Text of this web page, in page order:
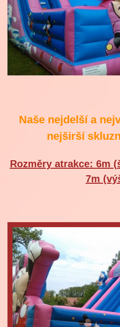
Naše nejdelší a
nejširší
Rozměry atrakce: 6m
7m